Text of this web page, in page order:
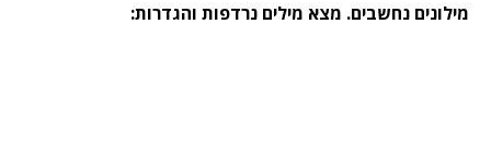
מילונים נחשבים. מצא מילים נרדפות והגדרות: